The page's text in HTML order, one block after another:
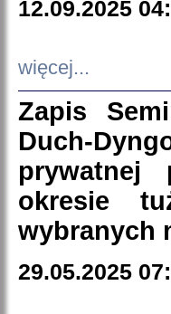
12.09.2025
więcej...
Zapis
Duch-
prywatnej
okresie
wybranych
29.05.2025